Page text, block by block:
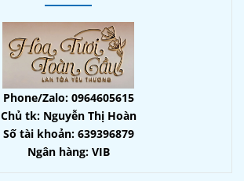
Phone/Zalo: 0964605615
Chủ tk: Nguyễn Thị Hoàn
Số tài khoản: 639396879
Ngân hàng: VIB